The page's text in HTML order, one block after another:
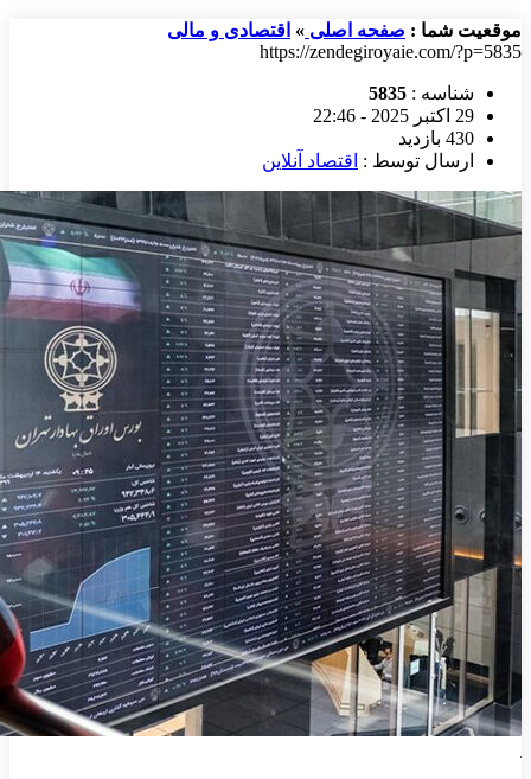
موقعیت شما : صفحه اصلی » اقتصادی و مالی
https://zendegiroyaie.com/?p=5835
شناسه : 5835
29 اکتبر 2025 - 22:46
430 بازدید
ارسال توسط : اقتصاد آنلاین